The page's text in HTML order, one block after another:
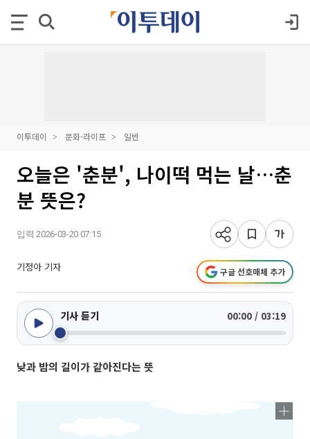
이투데이 문화·라이프 일반
오늘은 '춘분', 나이떡 먹는 날…춘
분 뜻은?
입력 2026-03-20 07:15
기정아 기자 구글 선호매체 추가
기사 듣기 00:00 / 03:19
낮과 밤의 길이가 같아진다는 뜻